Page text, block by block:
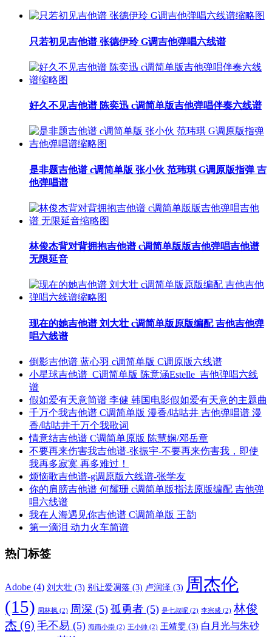
只若初见吉他谱 张德伊玲 G调吉他弹唱六线谱
好久不见吉他谱 陈奕迅 c调简单版吉他弹唱伴奏六线谱
是非题吉他谱 c调简单版 张小伙 范玮琪 G调原版指弹 吉
他弹唱谱
林俊杰背对背拥抱吉他谱 c调简单版版吉他弹唱吉他谱
无限延音
现在的她吉他谱 刘大壮 c调简单版原版编配 吉他吉他弹
唱六线谱
倒影吉他谱 蓝心羽 c调简单版 C调原版六线谱
小星球吉他谱_C调简单版 陈意涵Estelle_吉他弹唱六线
谱
假如爱有天意简谱 李健 韩国电影假如爱有天意的主题曲
千万个我吉他谱 C调简单版 漫香/咕咕井 吉他弹唱谱 漫
香/咕咕井千万个我歌词
情意结吉他谱 C调简单原版 陈慧娴/邓岳章
不要再来伤害我吉他谱-张振宇-不要再来伤害我，即使
我再多寂寞 再多难过！
烦恼歌吉他谱-g调原版六线谱-张学友
你的肩膀吉他谱 何耀珊 c调简单版指法原版编配 吉他弹
唱六线谱
我在人海遇见你吉他谱 C调简单版 王韵
第一滴泪 动力火车简谱
热门标签
Adobe (4) 刘大壮 (3) 别让爱凋落 (3) 卢润泽 (3) 周杰伦
(15) 周林枫 (2) 周深 (5) 孤勇者 (5) 是七叔呢 (2) 李宗盛 (2) 林俊
杰 (6) 毛不易 (5) 海南小崇 (2) 王小帅 (2) 王靖雯 (3) 白月光与朱砂